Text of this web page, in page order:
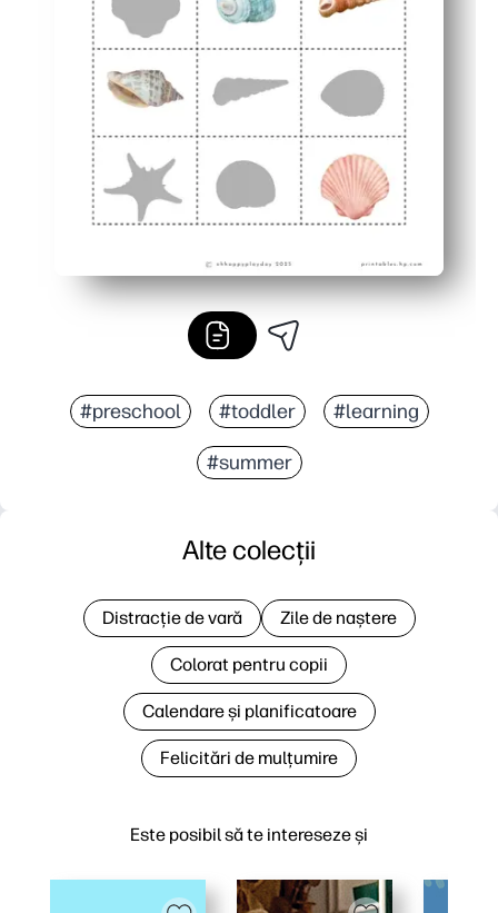
#preschool #toddler #learning
#summer
Este posibil să te intereseze și
Alte colecții
Distracție de vară Zile de naștere
Colorat pentru copii
Calendare și planificatoare
Felicitări de mulțumire